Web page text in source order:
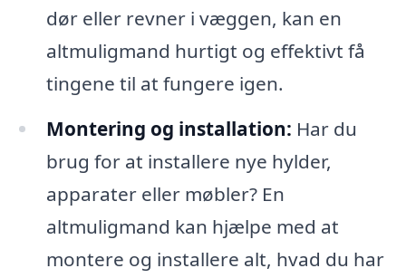
dør eller revner i væggen, kan en
altmuligmand hurtigt og effektivt få
tingene til at fungere igen.
Montering og installation: Har du
brug for at installere nye hylder,
apparater eller møbler? En
altmuligmand kan hjælpe med at
montere og installere alt, hvad du har